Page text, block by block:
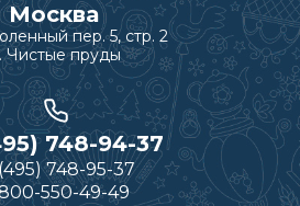
Москва
пер. 5, стр. 2
Чистые пруды
748-94-37
748-95-37
550-49-49